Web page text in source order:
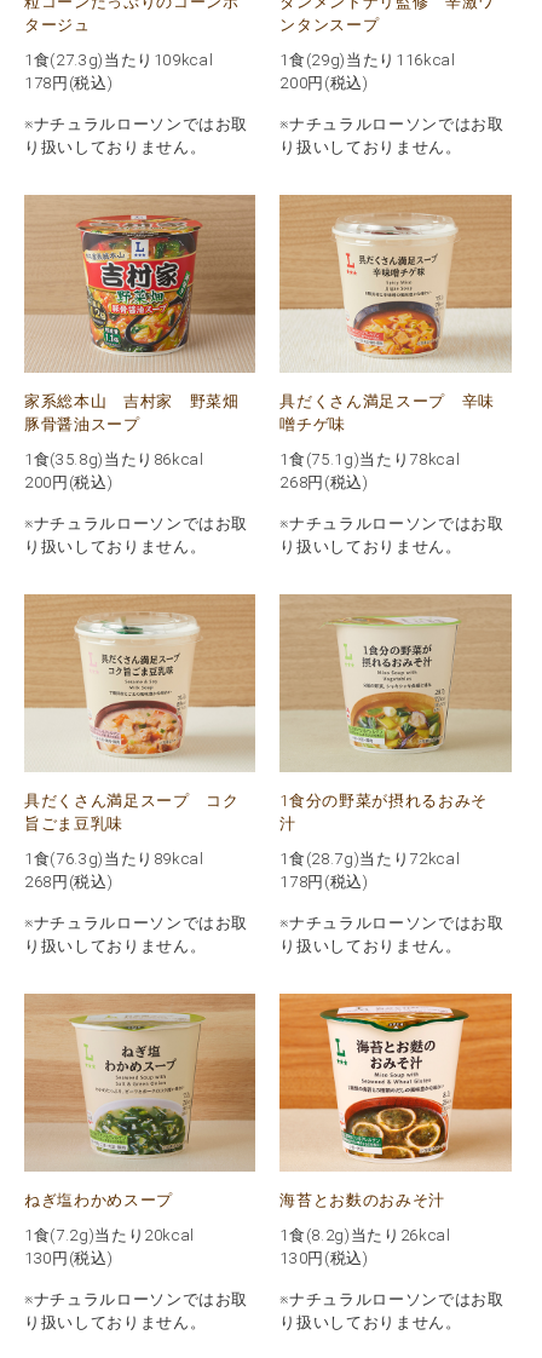
タージュ
1食(27.3g)当たり109kcal
178 円(税込)
※ナチュラルローソンではお取
り扱いしておりません。
ンタンスープ
1食(29g)当たり116kcal
200円(税込)
※ナチュラルローソンではお取
り扱いしておりません。
家系総本山 吉村家 野菜畑
豚骨醤油スープ
1食(35.8g)当たり86kcal
200 円(税込)
※ナチュラルローソンではお取
り扱いしておりません。
具だくさん満足スープ 辛味
噌チゲ味
1食(75.1g)当たり78kcal
268円(税込)
※ナチュラルローソンではお取
り扱いしておりません。
具だくさん満足スープ コク
旨ごま豆乳味
1食(76.3g)当たり89kcal
268 円(税込)
※ナチュラルローソンではお取
り扱いしておりません。
1食分の野菜が摂れるおみそ
汁
1食(28.7g)当たり72kcal
178円(税込)
※ナチュラルローソンではお取
り扱いしておりません。
ねぎ塩わかめスープ
1食(7.2g)当たり20kcal
130 円(税込)
※ナチュラルローソンではお取
り扱いしておりません。
海苔とお麩のおみそ汁
1食(8.2g)当たり26kcal
130円(税込)
※ナチュラルローソンではお取
り扱いしておりません。